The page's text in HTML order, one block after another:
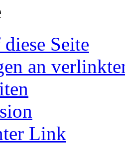
Seite
an
Link